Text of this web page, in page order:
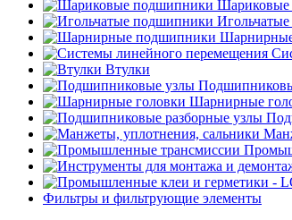
Втулки
Шарнирные
Фильтры и фильтрующие элементы